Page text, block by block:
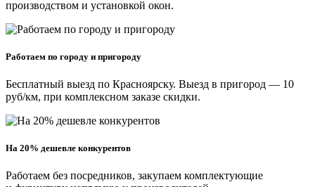
производством и установкой окон.
Работаем по городу и пригороду
Бесплатный выезд по Красноярску. Выезд в пригород — 10
руб/км, при комплексном заказе скидки.
На 20% дешевле конкурентов
Работаем без посредников, закупаем комплектующие